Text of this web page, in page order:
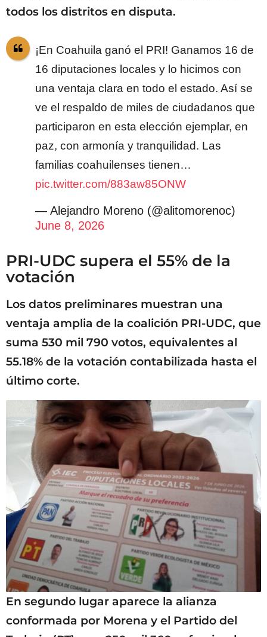
todos los distritos en disputa.
¡En Coahuila ganó el PRI! Ganamos 16 de
16 diputaciones locales y lo hicimos con
una ventaja clara en todo el estado. Así se
ve el respaldo de miles de ciudadanos que
participaron en esta elección ejemplar, en
paz, con armonía y tranquilidad. Las
familias coahuilenses tienen…
pic.twitter.com/883aw85ONW
— Alejandro Moreno (@alitomorenoc)
June 8, 2026
PRI-UDC supera el 55% de la
votación
Los datos preliminares muestran una
ventaja amplia de la coalición PRI-UDC, que
suma 530 mil 790 votos, equivalentes al
55.18% de la votación contabilizada hasta el
último corte.
En segundo lugar aparece la alianza
conformada por Morena y el Partido del